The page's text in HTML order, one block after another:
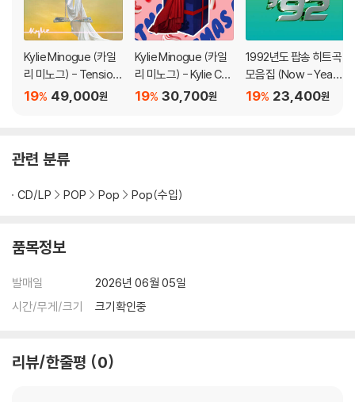
Kylie Minogue (카일
리 미노그) - Tension I
I [투명 컬러 LP]
49,000원
19%
Kylie Minogue (카일
리 미노그) - Kylie Chri
stmas (Fully Wrapp
30,700원
19%
1992년도 팝송 히트곡
모음집 (Now - Yearb
ook 1992)23,400원
19%
관련 분류
CD/LP POP Pop Pop(수입)
품목정보
발매일
2026년 06월 05일
시간/무게/크기
크기확인중
리뷰/한줄평 0